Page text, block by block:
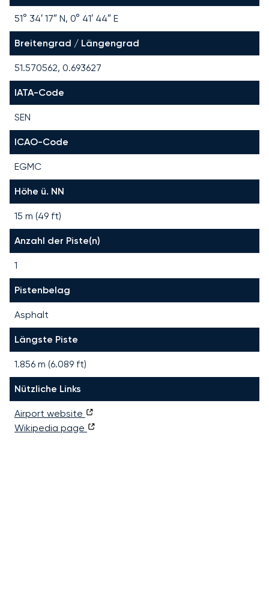
51° 34′ 17″ N, 0° 41′ 44″ E
Breitengrad / Längengrad
51.570562, 0.693627
IATA-Code
SEN
ICAO-Code
EGMC
Höhe ü. NN
15 m (49 ft)
Anzahl der Piste(n)
1
Pistenbelag
Asphalt
Längste Piste
1.856 m (6.089 ft)
Nützliche Links
Airport website
Wikipedia page